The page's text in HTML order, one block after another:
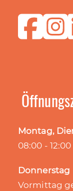
Montag,
08:00 -
Donnerstag
Vormittag